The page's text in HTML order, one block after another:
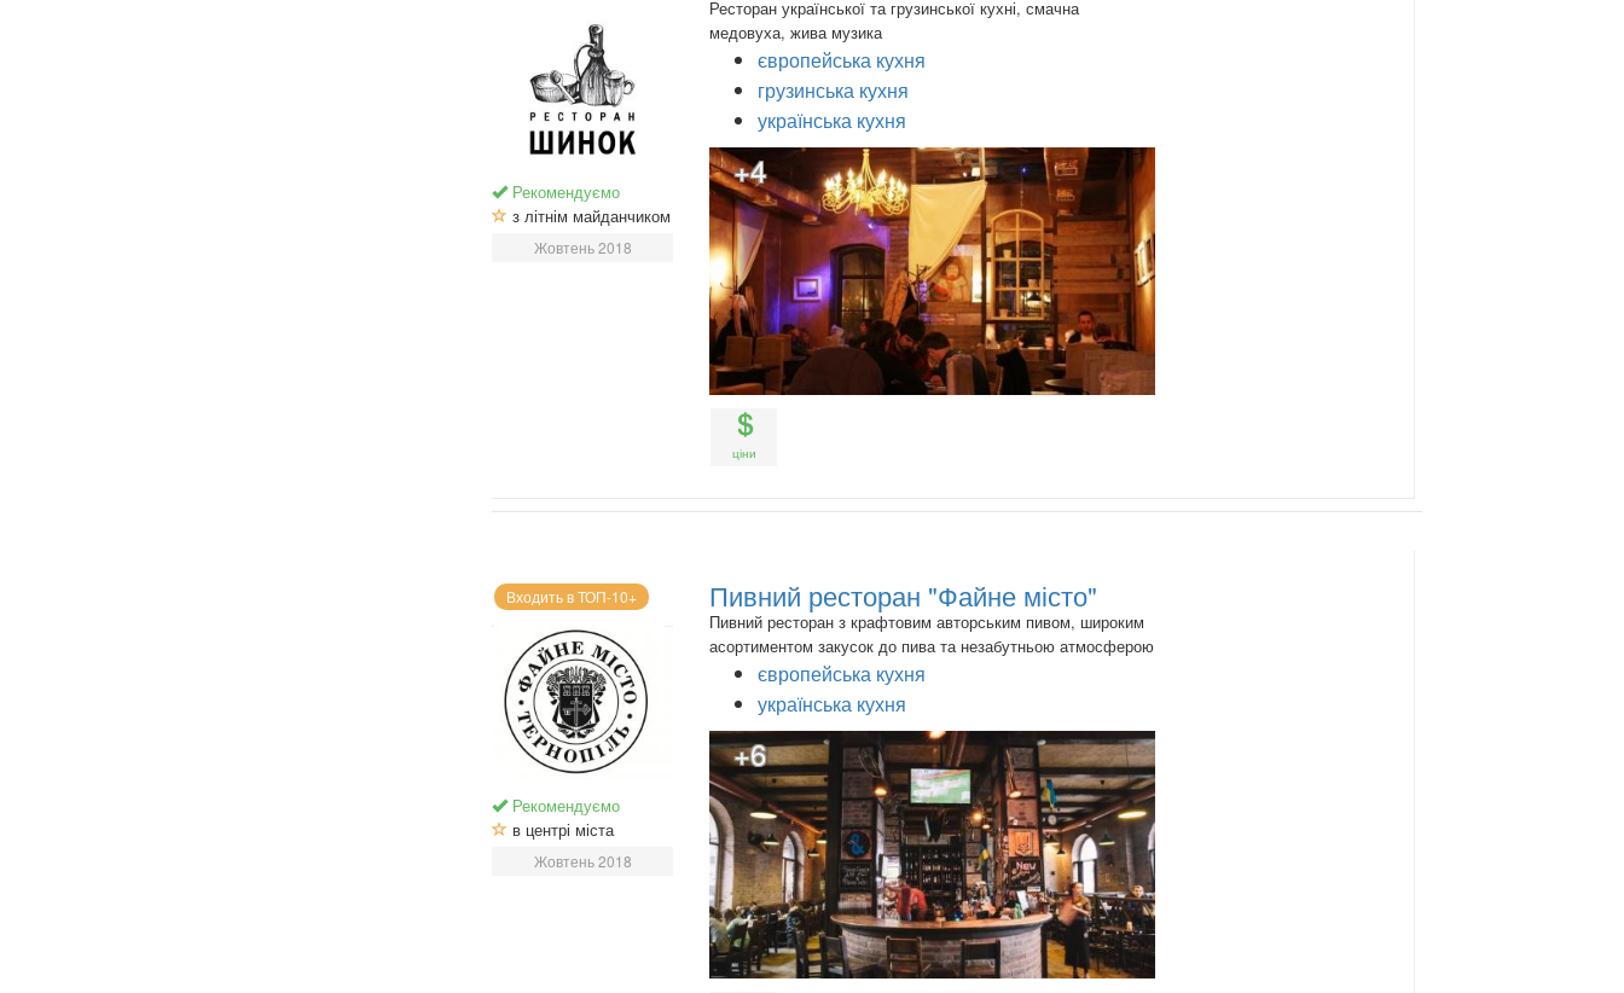
Рекомендуємо
з літнім майданчиком
Жовтень 2018
Ресторан української та грузинської кухні, смачна
медовуха, жива музика
європейська кухня
грузинська кухня
українська кухня
+4
ціни
Входить в ТОП-10+
Рекомендуємо
в центрі міста
Жовтень 2018
Пивний ресторан "Файне місто"
Пивний ресторан з крафтовим авторським пивом, широким
асортиментом закусок до пива та незабутньою атмосферою
європейська кухня
українська кухня
+6